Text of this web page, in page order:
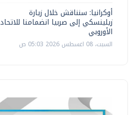
أوكرانيا: سنناقش خلال زيارة
زيلينسكي إلى صربيا انضمامنا للاتحاد
الأوروبي
السبت، 08 اغسطس 2026 05:03 ص